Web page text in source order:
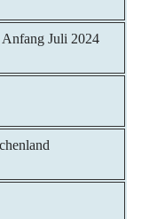
Juli 2024
Düser